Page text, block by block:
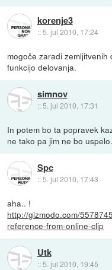
korenje3
::5. jul 2010, 17:24
mogoče zaradi
funkcijo delovanja.
simnov
:: 5. jul 2010, 17:31
In potem bo ta popravek
ne tako pa jim ne bo uspelo.
Spc
::5. jul 2010, 17:43
aha.. !
http://gizmodo.com/
reference-from-online-clip
Utk
:: 5. jul 2010, 19:45